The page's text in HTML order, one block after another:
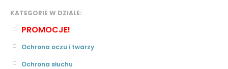
KATEGORIE W DZIALE:
PROMOCJE!
Ochrona oczu i twarzy
Ochrona słuchu